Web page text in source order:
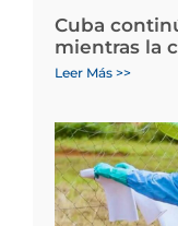
Cuba
mientras la
Leer Más >>